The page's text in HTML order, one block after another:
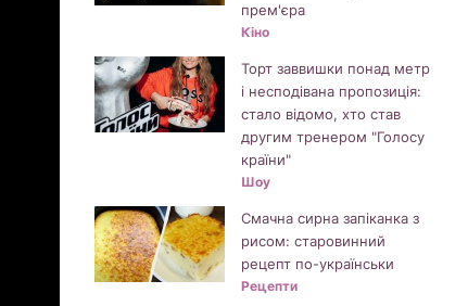
прем'єра
Кіно
Торт заввишки понад метр
і несподівана пропозиція:
стало відомо, хто став
другим тренером "Голосу
країни"
Шоу
Смачна сирна запіканка з
рисом: старовинний
рецепт по-українськи
Рецепти